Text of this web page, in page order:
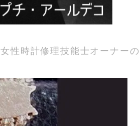
女性時計修理技能士オーナー